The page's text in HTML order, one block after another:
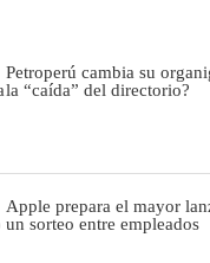
Petroperú cambia su
la “caída” del directorio?
Apple prepara el mayor
un sorteo entre empleados